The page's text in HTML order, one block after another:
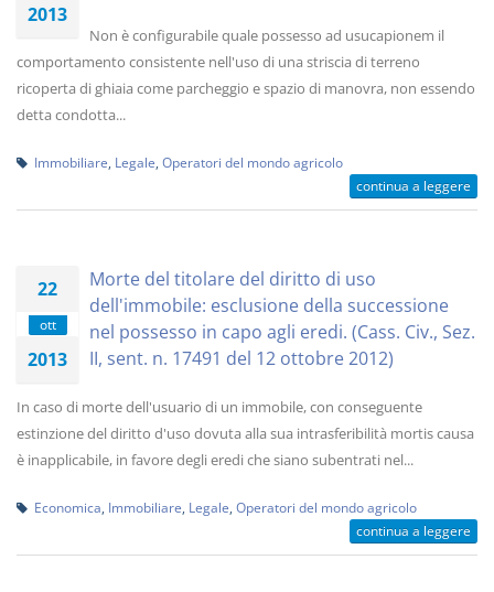
2013
Non è configurabile quale possesso ad usucapionem il
comportamento consistente nell'uso di una striscia di terreno
ricoperta di ghiaia come parcheggio e spazio di manovra, non essendo
detta condotta...
Immobiliare Legale Operatori del mondo agricolo
continua a leggere
22
ott
2013
Morte del titolare del diritto di uso
dell'immobile: esclusione della successione
nel possesso in capo agli eredi. (Cass. Civ., Sez.
II, sent. n. 17491 del 12 ottobre 2012)
In caso di morte dell'usuario di un immobile, con conseguente
estinzione del diritto d'uso dovuta alla sua intrasferibilità mortis causa
è inapplicabile, in favore degli eredi che siano subentrati nel...
Economica Immobiliare Legale Operatori del mondo agricolo
continua a leggere